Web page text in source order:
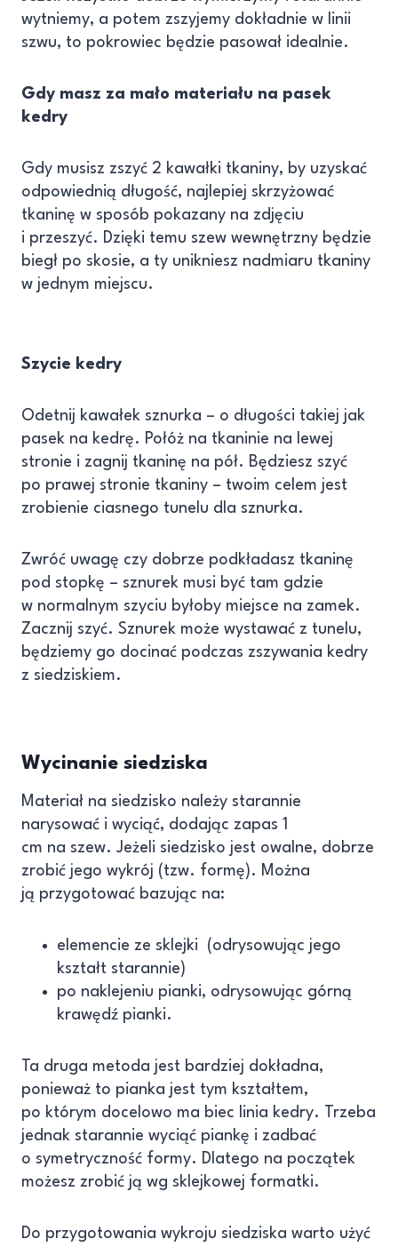
wytniemy, a potem zszyjemy dokładnie w linii
szwu, to pokrowiec będzie pasował idealnie.
Gdy masz za mało materiału na pasek
kedry
Gdy musisz zszyć 2 kawałki tkaniny, by uzyskać
odpowiednią długość, najlepiej skrzyżować
tkaninę w sposób pokazany na zdjęciu
i przeszyć. Dzięki temu szew wewnętrzny będzie
biegł po skosie, a ty unikniesz nadmiaru tkaniny
w jednym miejscu.
Szycie kedry
Odetnij kawałek sznurka – o długości takiej jak
pasek na kedrę. Połóż na tkaninie na lewej
stronie i zagnij tkaninę na pół. Będziesz szyć
po prawej stronie tkaniny – twoim celem jest
zrobienie ciasnego tunelu dla sznurka.
Zwróć uwagę czy dobrze podkładasz tkaninę
pod stopkę – sznurek musi być tam gdzie
w normalnym szyciu byłoby miejsce na zamek.
Zacznij szyć. Sznurek może wystawać z tunelu,
będziemy go docinać podczas zszywania kedry
z siedziskiem.
Wycinanie siedziska
Materiał na siedzisko należy starannie
narysować i wyciąć, dodając zapas 1
cm na szew. Jeżeli siedzisko jest owalne, dobrze
zrobić jego wykrój (tzw. formę). Można
ją przygotować bazując na:
elemencie ze sklejki (odrysowując jego
kształt starannie)
po naklejeniu pianki, odrysowując górną
krawędź pianki.
Ta druga metoda jest bardziej dokładna,
ponieważ to pianka jest tym kształtem,
po którym docelowo ma biec linia kedry. Trzeba
jednak starannie wyciąć piankę i zadbać
o symetryczność formy. Dlatego na początek
możesz zrobić ją wg sklejkowej formatki.
Do przygotowania wykroju siedziska warto użyć